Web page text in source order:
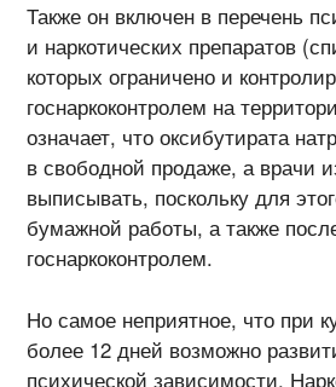
Также он включен в перечень
и наркотических препаратов
которых ограничено и
госнаркоконтролем на
означает, что оксибутирата
в свободной продаже, а врачи
выписывать, поскольку для
бумажной работы, а также
госнаркоконтролем.
Но самое неприятное, что при
более 12 дней возможно
психической зависимости.